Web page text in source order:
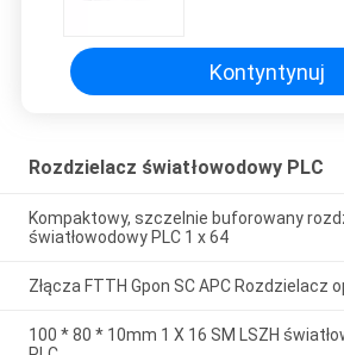
Kontyntynuj
Rozdzielacz światłowodowy PLC
Kompaktowy, szczelnie buforowany
światłowodowy PLC 1 x 64
Złącza FTTH Gpon SC APC Rozdzielacz
100 * 80 * 10mm 1 X 16 SM LSZH